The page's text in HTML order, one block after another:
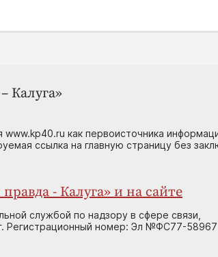
Калуга»
как первоисточника
ссылка на главную страницу без
- Калуга» и на сайте
службой по надзору в сфере связи,
Регистрационный номер: Эл №ФС77-58967